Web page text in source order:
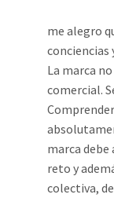
me alegro
conciencias
La marca
comercial.
marca debe
reto y
colectiva,